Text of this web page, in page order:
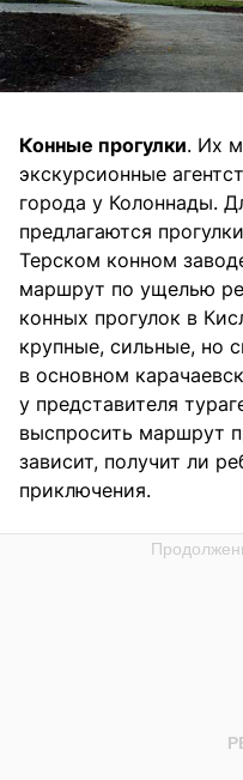
Конные прогулки. Их
экскурсионные
города у Колоннады.
предлагаются
Терском конном
маршрут по ущелью
конных прогулок в
крупные, сильные, но
в основном
у представителя
выспросить маршрут
зависит, получит ли
приключения.